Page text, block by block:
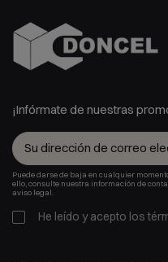
¡Infórmate de nuestras
Puede darse de baja en cualquier
ello, consulte nuestra información de
aviso legal.
He leído y acepto los